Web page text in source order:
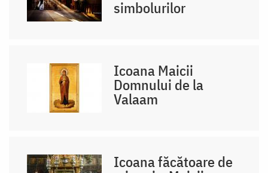
simbolurilor
Icoana Maicii
Domnului de la
Valaam
Icoana făcătoare de